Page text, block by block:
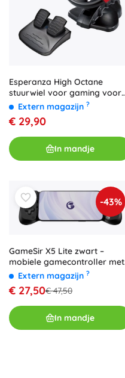
Esperanza High Octane
stuurwiel voor gaming voor
pc en PS3
Extern magazijn ?
€ 29,90
In mandje
-43%
GameSir X5 Lite zwart –
mobiele gamecontroller met
Hall-effect joysticks
Extern magazijn ?
€ 27,50€ 47,50
In mandje